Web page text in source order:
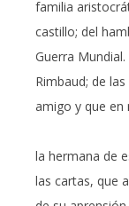
familia
castillo; del
Guerra
Rimbaud; de
amigo y que en
la hermana de
las cartas, que